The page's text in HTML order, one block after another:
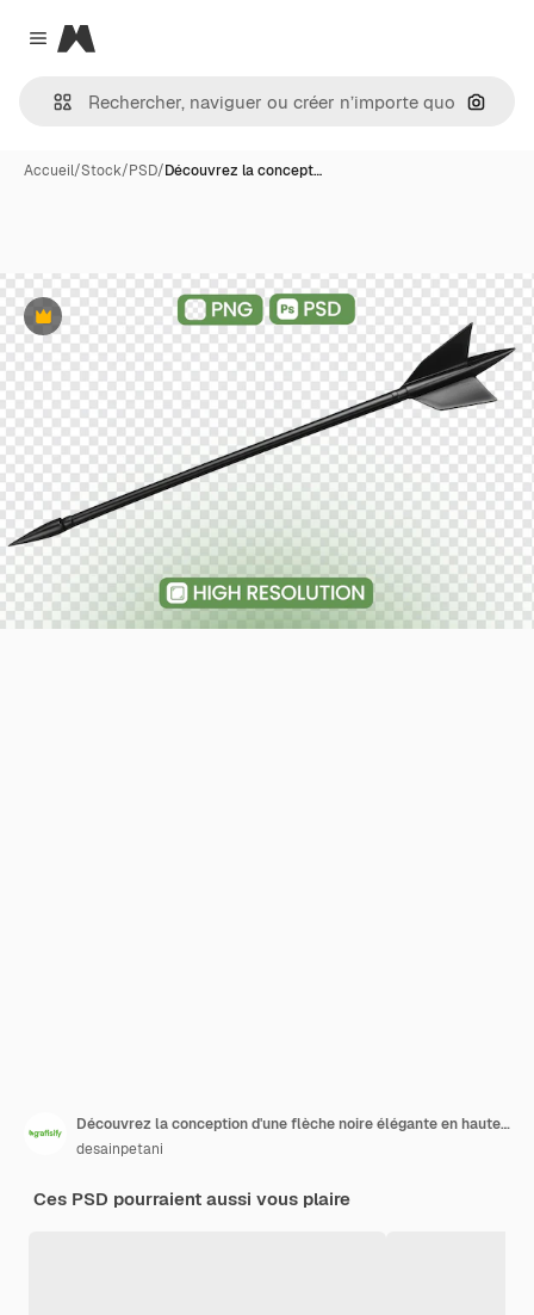
Close menu
Magnific
Accueil/Stock/PSD/Découvrez la concept…
Premium
Découvrez la conception d'une flèche noire élégante en haute résolution PNG et PSD Ressources graphiques parfaites pour les projets Jeux et plus Explorez diverses applications dans l'art et le design numériques
desainpetani
Ces PSD pourraient aussi vous plaire